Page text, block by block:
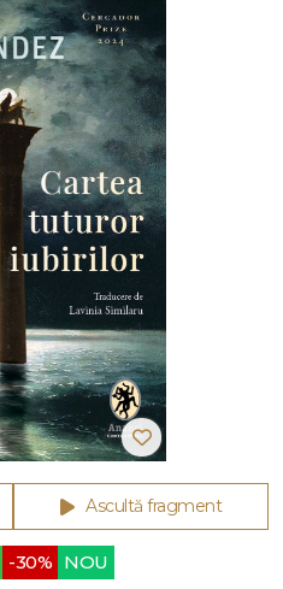
Ascultă fragment
-30% NOU